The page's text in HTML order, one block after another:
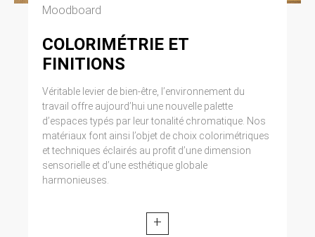
Moodboard
COLORIMÉTRIE ET
FINITIONS
Véritable levier de bien-être, l’environnement du
travail offre aujourd’hui une nouvelle palette
d’espaces typés par leur tonalité chromatique. Nos
matériaux font ainsi l’objet de choix colorimétriques
et techniques éclairés au profit d’une dimension
sensorielle et d’une esthétique globale
harmonieuses.
+